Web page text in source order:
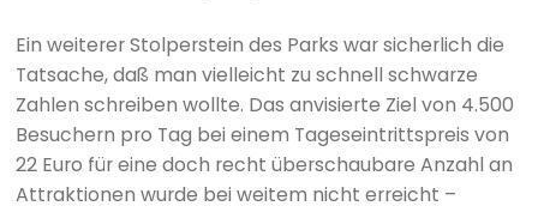
Ein weiterer Stolperstein des Parks war sicherlich die
Tatsache, daß man vielleicht zu schnell schwarze
Zahlen schreiben wollte. Das anvisierte Ziel von 4.500
Besuchern pro Tag bei einem Tageseintrittspreis von
22 Euro für eine doch recht überschaubare Anzahl an
Attraktionen wurde bei weitem nicht erreicht –